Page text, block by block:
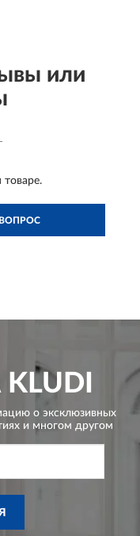
или
KLUDI
о эксклюзивных
и многом другом